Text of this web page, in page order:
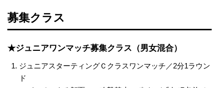
募集クラス
★ジュニアワンマッチ募集クラス（男女混合）
ジュニアスターティングＣクラスワンマッチ／2分1ラウン
ド